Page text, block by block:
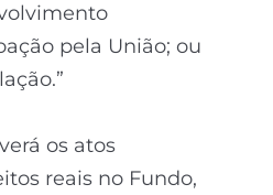
pela União; ou
os atos
reais no Fundo,